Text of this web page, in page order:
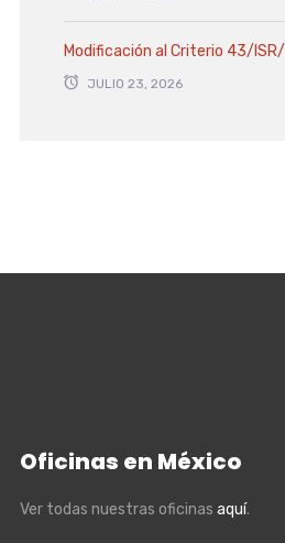
Modificación al Criterio 43/ISR/
JULIO 23, 2026
Oficinas en México
Ver todas nuestras oficinas aquí.